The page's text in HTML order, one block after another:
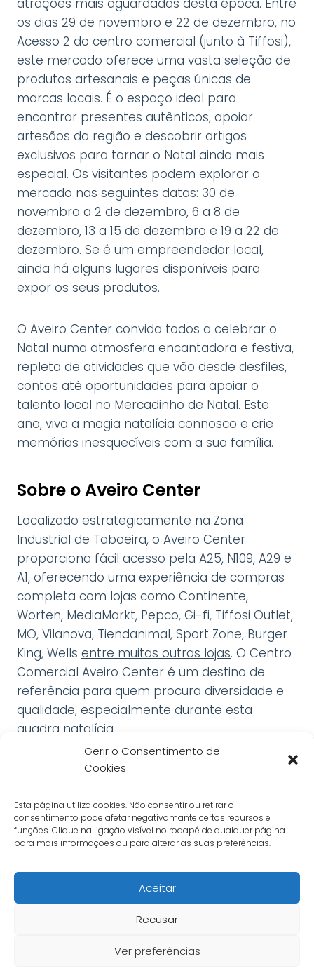
Gerir o Consentimento de
Cookies
Esta página utiliza cookies. Não consentir ou retirar o
consentimento pode afetar negativamante certos recursos e
funções. Clique na ligação visível no rodapé de qualquer página
para mais informações ou para alterar as suas preferências.
Aceitar
Recusar
Ver preferências
atrações mais aguardadas desta época. Entre
os dias 29 de novembro e 22 de dezembro, no
Acesso 2 do centro comercial (junto à Tiffosi),
este mercado oferece uma vasta seleção de
produtos artesanais e peças únicas de
marcas locais. É o espaço ideal para
encontrar presentes autênticos, apoiar
artesãos da região e descobrir artigos
exclusivos para tornar o Natal ainda mais
especial. Os visitantes podem explorar o
mercado nas seguintes datas: 30 de
novembro a 2 de dezembro, 6 a 8 de
dezembro, 13 a 15 de dezembro e 19 a 22 de
dezembro. Se é um empreendedor local,
ainda há alguns lugares disponíveis para
expor os seus produtos.
O Aveiro Center convida todos a celebrar o
Natal numa atmosfera encantadora e festiva,
repleta de atividades que vão desde desfiles,
contos até oportunidades para apoiar o
talento local no Mercadinho de Natal. Este
ano, viva a magia natalícia connosco e crie
memórias inesquecíveis com a sua família.
Sobre o Aveiro Center
Localizado estrategicamente na Zona
Industrial de Taboeira, o Aveiro Center
proporciona fácil acesso pela A25, N109, A29 e
A1, oferecendo uma experiência de compras
completa com lojas como Continente,
Worten, MediaMarkt, Pepco, Gi-fi, Tiffosi Outlet,
MO, Vilanova, Tiendanimal, Sport Zone, Burger
King, Wells entre muitas outras lojas. O Centro
Comercial Aveiro Center é um destino de
referência para quem procura diversidade e
qualidade, especialmente durante esta
quadra natalícia.
Livro de Reclamações Online
Política de Cookies
reservados